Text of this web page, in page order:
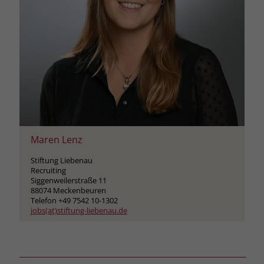
Maren Lenz
Stiftung Liebenau
Recruiting
Siggenweilerstraße 11
88074 Meckenbeuren
Telefon +49 7542 10-1302
jobs(at)stiftung-liebenau.de
_fbp
Facebook
Laufzeit 3 Monate
Zweck
Der Zweck von _fbp ist vollständig auf
die Werbe- und Analysebemühungen
von Facebook zurückzuführen. Dieses
Cookie ist ein Erstanbieter-Cookie, d. h.
Verbraucher auf Facebook ist. Dieses
Cookie verfolgt die Besuche eines
Nutzers auf verschiedenen Websites
und meldet dieses Verhalten an
Facebook. Facebook kann dann die